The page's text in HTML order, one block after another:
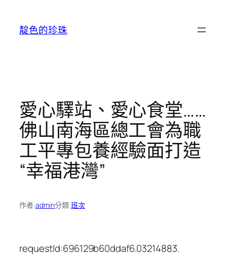
靛色的珍珠
愛心驛站、愛心食堂……
佛山南海區總工會為職
工平專包養經驗面打造
“幸福港灣”
作者:admin分類:班次
requestId:696129b60ddaf6.03214883.